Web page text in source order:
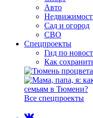
Авто
Сад и огород
СВО
Спецпроекты
Гид по
Как
Все спецпроекты